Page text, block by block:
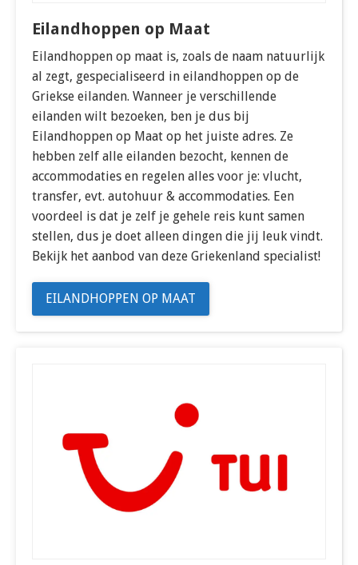
Eilandhoppen op Maat
Eilandhoppen op maat is, zoals de naam natuurlijk
al zegt, gespecialiseerd in eilandhoppen op de
Griekse eilanden. Wanneer je verschillende
eilanden wilt bezoeken, ben je dus bij
Eilandhoppen op Maat op het juiste adres. Ze
hebben zelf alle eilanden bezocht, kennen de
accommodaties en regelen alles voor je: vlucht,
transfer, evt. autohuur & accommodaties. Een
voordeel is dat je zelf je gehele reis kunt samen
stellen, dus je doet alleen dingen die jij leuk vindt.
Bekijk het aanbod van deze Griekenland specialist!
EILANDHOPPEN OP MAAT